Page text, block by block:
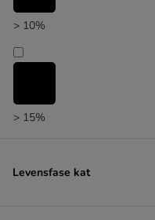
zooplus’ keuze
> 10%
> 15%
Levensfase kat